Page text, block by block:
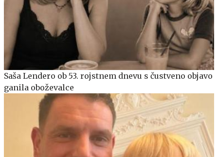
Saša Lendero ob 53. rojstnem dnevu s čustveno objavo
ganila oboževalce